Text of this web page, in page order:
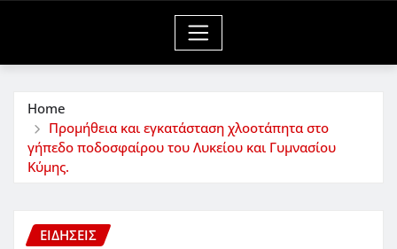
Home
Προμήθεια και εγκατάσταση χλοοτάπητα στο
γήπεδο ποδοσφαίρου του Λυκείου και Γυμνασίου
Κύμης.
ΕΙΔΗΣΕΙΣ